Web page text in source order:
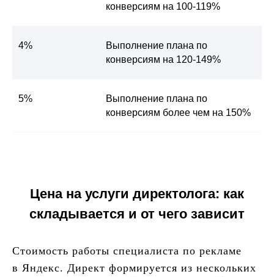
конверсиям на 100-119%
4%
Выполнение плана по
конверсиям на 120-149%
5%
Выполнение плана по
конверсиям более чем на 150%
Цена на услуги директолога: как
складывается и от чего зависит
Стоимость работы специалиста по рекламе
в Яндекс. Директ формируется из нескольких